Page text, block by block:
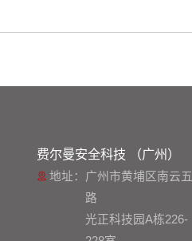
费尔曼安全科技 （广州）
地址： 广州市黄埔区南云五
路
光正科技园A栋226-